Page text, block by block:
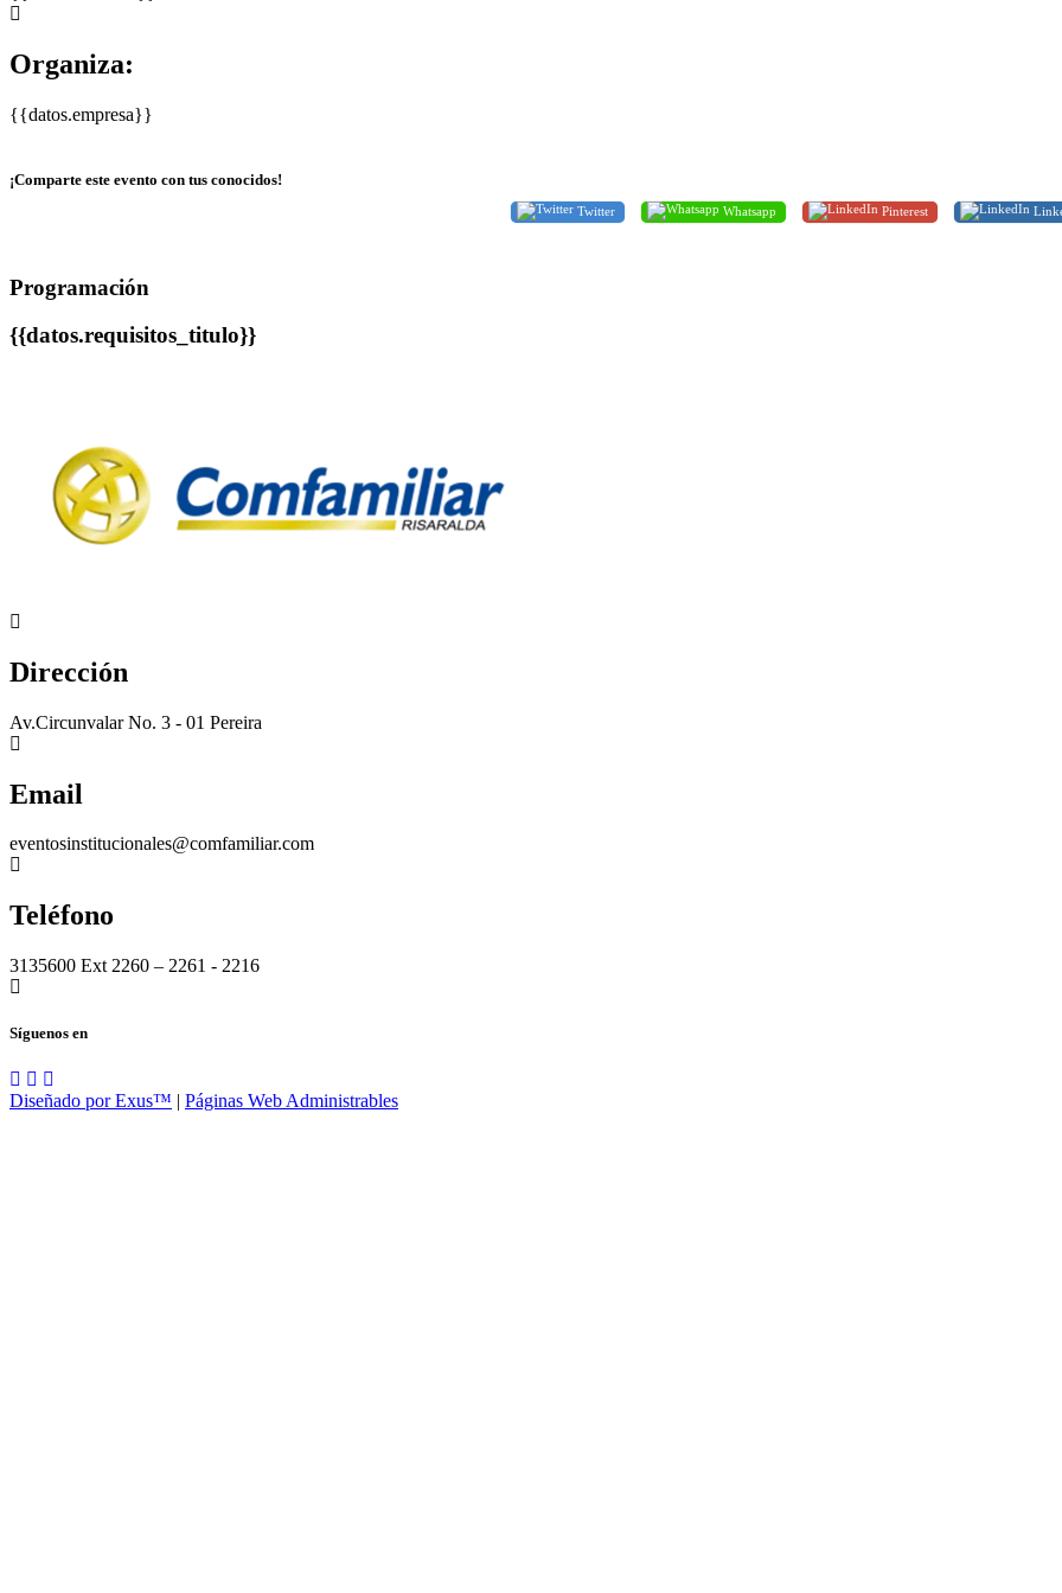
Organiza:
{{datos.empresa}}
¡Comparte este evento con tus conocidos!
Twitter Whatsapp Pinterest
Programación
{{datos.requisitos_titulo}}
Dirección
Av.Circunvalar No. 3 - 01 Pereira
Email
eventosinstitucionales@comfamiliar.com
Teléfono
3135600 Ext 2260 – 2261 - 2216
Síguenos en
Diseñado por Exus™ | Páginas Web Administrables